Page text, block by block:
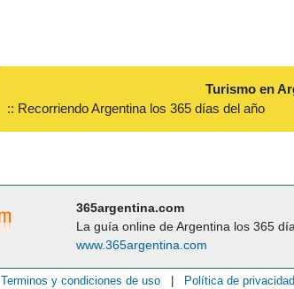
Turismo en
:: Recorriendo Argentina los 365 días del año
365argentina.com
La guía online de Argentina los 365
www.365argentina.com
Terminos y condiciones de uso Política de privacidad